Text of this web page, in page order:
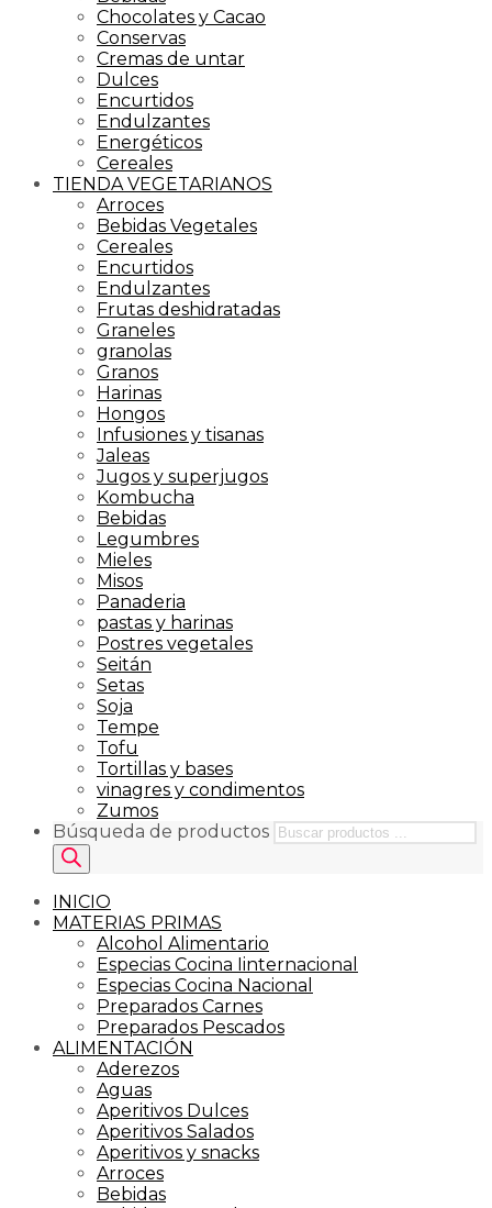
Chocolates y Cacao
Conservas
Cremas de untar
Dulces
Encurtidos
Endulzantes
Energéticos
Cereales
TIENDA VEGETARIANOS
Arroces
Bebidas Vegetales
Cereales
Encurtidos
Endulzantes
Frutas deshidratadas
Graneles
granolas
Granos
Harinas
Hongos
Infusiones y tisanas
Jaleas
Jugos y superjugos
Kombucha
Bebidas
Legumbres
Mieles
Misos
Panaderia
pastas y harinas
Postres vegetales
Seitán
Setas
Soja
Tempe
Tofu
Tortillas y bases
vinagres y condimentos
Zumos
Búsqueda de productos
INICIO
MATERIAS PRIMAS
Alcohol Alimentario
Especias Cocina Iinternacional
Especias Cocina Nacional
Preparados Carnes
Preparados Pescados
ALIMENTACIÓN
Aderezos
Aguas
Aperitivos Dulces
Aperitivos Salados
Aperitivos y snacks
Arroces
Bebidas